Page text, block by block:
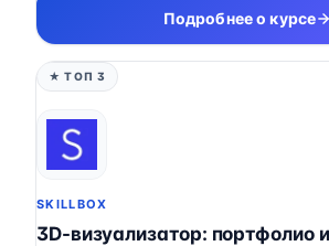
Подробнее о курсе
★ ТОП 3
SKILLBOX
3D-визуализатор: портфолио